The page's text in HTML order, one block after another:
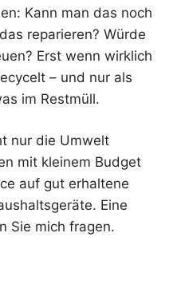
Kann man das noch
reparieren? Würde
Erst wenn wirklich
– und nur als
im Restmüll.
nur die Umwelt
mit kleinem Budget
auf gut erhaltene
Eine
Sie mich fragen.